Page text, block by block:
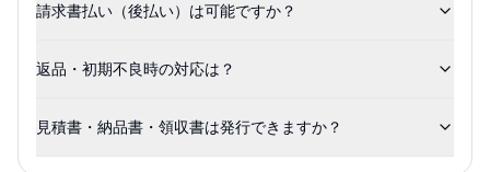
請求書払い（後払い）は可能ですか？
返品・初期不良時の対応は？
見積書・納品書・領収書は発行できますか？